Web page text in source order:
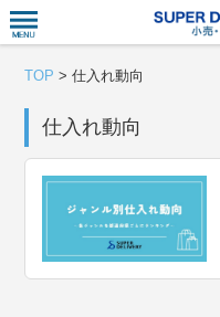
TOP >仕入れ動向
仕入れ動向